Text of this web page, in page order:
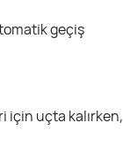
geçiş
için uçta kalırken,